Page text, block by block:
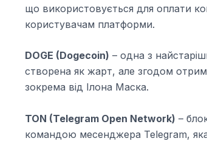
що використовується для оплати
користувачам платформи.
DOGE (Dogecoin) – одна з
створена як жарт, але згодом
зокрема від Ілона Маска.
TON (Telegram Open Network) –
командою месенджера Telegram,